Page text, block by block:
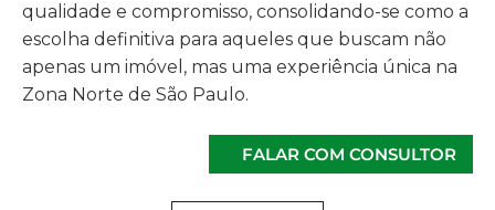
qualidade e compromisso, consolidando-se como a
escolha definitiva para aqueles que buscam não
apenas um imóvel, mas uma experiência única na
Zona Norte de São Paulo.
FALAR COM CONSULTOR